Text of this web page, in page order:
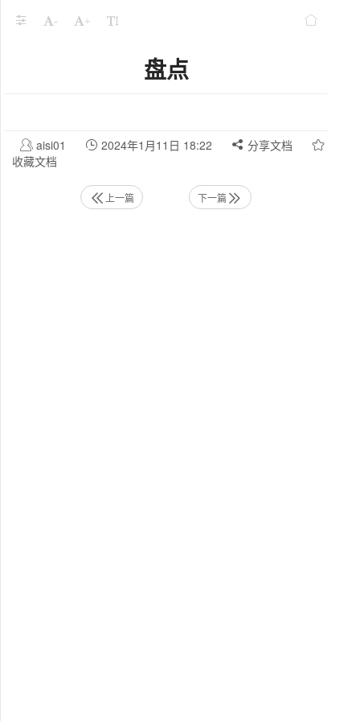
- +
盘点
aisi01 2024年1月11日 18:22
分享文档
收藏文档
上一篇 下一篇